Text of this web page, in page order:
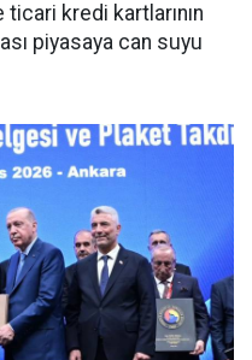
kredi kartlarının
piyasaya can suyu